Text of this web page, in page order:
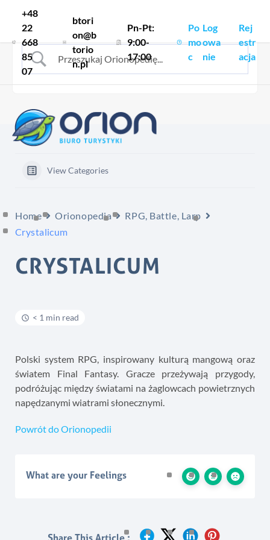
+48
22
668
85
07
btori
on@b
torio
n.pl
Pn-Pt:
9:00-
17:00
Po
mo
c
Log
owa
nie
Rej
estr
acja
View Categories
Home Orionopedia
RPG, Battle, Larp
Crystalicum
CRYSTALICUM
< 1 min read
Polski system RPG, inspirowany kulturą mangową oraz
światem Final Fantasy. Gracze przeżywają przygody,
podróżując między światami na żaglowcach powietrznych
napędzanymi wiatrami słonecznymi.
Powrót do Orionopedii
What are your Feelings